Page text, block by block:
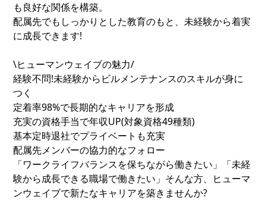
も良好な関係を構築。
配属先でもしっかりとした教育のもと、未経験から着実
に成長できます!
\ヒューマンウェイブの魅力/
経験不問!未経験からビルメンテナンスのスキルが身に
つく
定着率98%で長期的なキャリアを形成
充実の資格手当で年収UP(対象資格49種類)
基本定時退社でプライベートも充実
配属先メンバーの協力的なフォロー
「ワークライフバランスを保ちながら働きたい」「未経
験から成長できる職場で働きたい」そんな方、ヒューマ
ンウェイブで新たなキャリアを築きませんか?